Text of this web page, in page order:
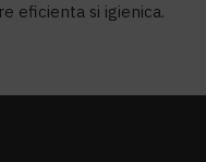
eficienta si igienica.